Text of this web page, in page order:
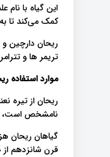
این گیاه با
کمک می‌کند تا
ریحان دارچین
تریمر ها و
موارد استفاده
نامشخص است،
گیاهان ریحان
قرن شانزدهم از